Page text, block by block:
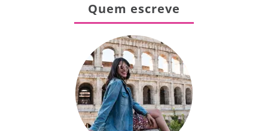
Quem escreve